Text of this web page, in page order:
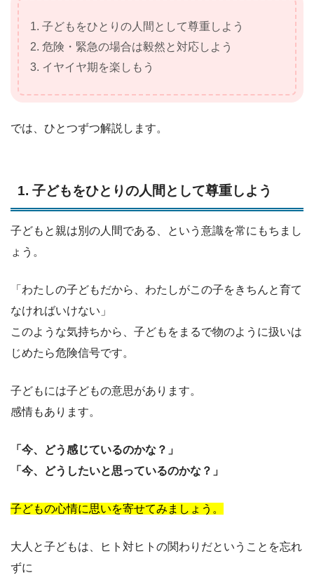
1. 子どもをひとりの人間として尊重しよう
2. 危険・緊急の場合は毅然と対応しよう
3. イヤイヤ期を楽しもう
では、ひとつずつ解説します。
1. 子どもをひとりの人間として尊重しよう
子どもと親は別の人間である、という意識を常にもちまし
ょう。
「わたしの子どもだから、わたしがこの子をきちんと育て
なければいけない」
このような気持ちから、子どもをまるで物のように扱いは
じめたら危険信号です。
子どもには子どもの意思があります。
感情もあります。
「今、どう感じているのかな？」
「今、どうしたいと思っているのかな？」
子どもの心情に思いを寄せてみましょう。
大人と子どもは、ヒト対ヒトの関わりだということを忘れ
ずに